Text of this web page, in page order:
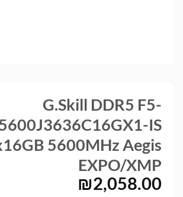
G.Skill DDR5 F5-
IS
5600MHz Aegis
EXPO/XMP
₪2,058.00